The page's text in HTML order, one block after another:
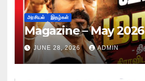
அரசியல் இதழ்கள்
Magazine – May 2026
JUNE 28, 2026 ADMIN